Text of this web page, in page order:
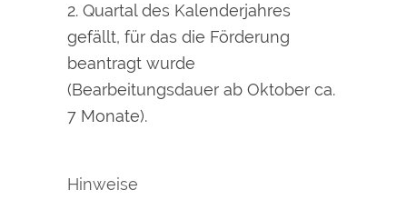
2. Quartal des Kalenderjahres
gefällt, für das die Förderung
beantragt wurde
(Bearbeitungsdauer ab Oktober ca.
7 Monate).
Hinweise